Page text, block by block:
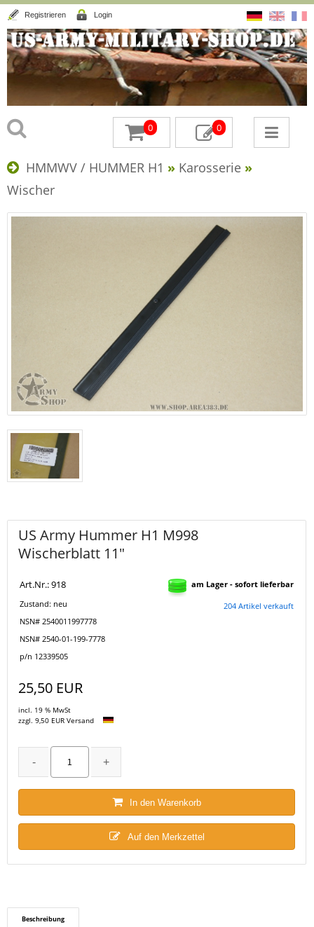
Registrieren Login
0 0
HMMWV / HUMMER H1 » Karosserie »
Wischer
US Army Hummer H1 M998
Wischerblatt 11"
Art.Nr.: 918
Zustand: neu
NSN# 2540011997778
NSN# 2540-01-199-7778
p/n 12339505
am Lager - sofort lieferbar
204 Artikel verkauft
25,50 EUR
incl. 19 % MwSt
zzgl. 9,50 EUR Versand
In den Warenkorb
Auf den Merkzettel
Beschreibung